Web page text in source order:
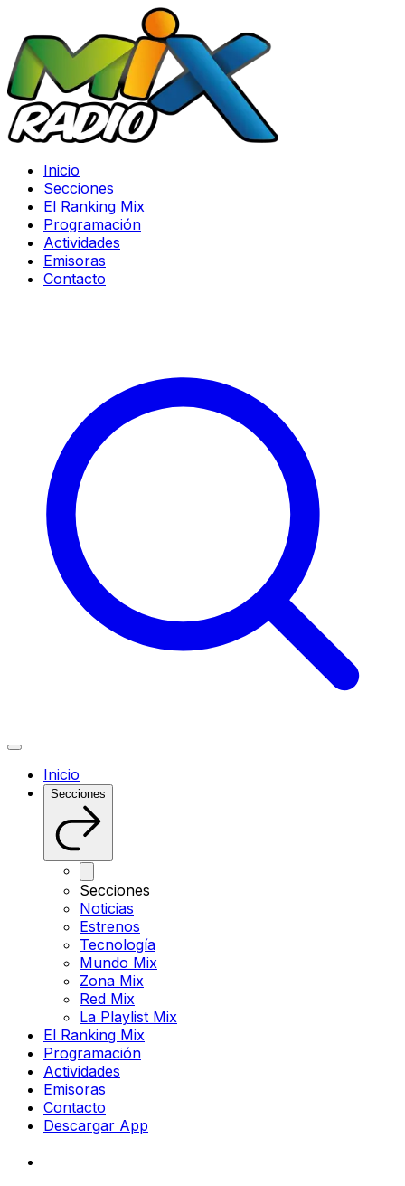
Inicio
Secciones
El Ranking Mix
Programación
Actividades
Emisoras
Contacto
Inicio
Secciones
Secciones
Noticias
Estrenos
Tecnología
Mundo Mix
Zona Mix
Red Mix
La Playlist Mix
El Ranking Mix
Programación
Actividades
Emisoras
Contacto
Descargar App